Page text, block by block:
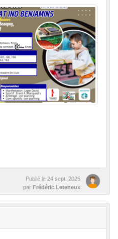
Publié le 24 sept. 2025
par Frédéric Leteneux